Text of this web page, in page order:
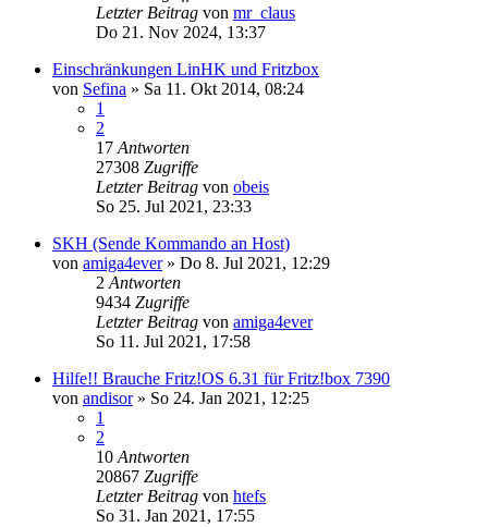
Letzter Beitrag von mr_claus
Do 21. Nov 2024, 13:37
Einschränkungen LinHK und Fritzbox
von Sefina » Sa 11. Okt 2014, 08:24
1
2
17 Antworten
27308 Zugriffe
Letzter Beitrag von obeis
So 25. Jul 2021, 23:33
SKH (Sende Kommando an Host)
von amiga4ever» Do 8. Jul 2021, 12:29
2 Antworten
9434 Zugriffe
Letzter Beitrag von amiga4ever
So 11. Jul 2021, 17:58
Hilfe!! Brauche Fritz!OS 6.31 für Fritz!box 7390
von andisor» So 24. Jan 2021, 12:25
1
2
10 Antworten
20867 Zugriffe
Letzter Beitrag von htefs
So 31. Jan 2021, 17:55